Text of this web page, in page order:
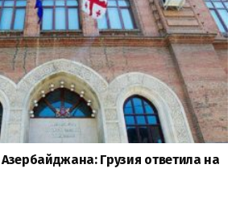
Грузия ответила на